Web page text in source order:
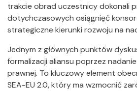
trakcie obrad uczestnicy dokonali
dotychczasowych osiągnięć
strategiczne kierunki rozwoju na
Jednym z głównych punktów
formalizacji aliansu poprzez
prawnej. To kluczowy element
SEA-EU 2.0, który ma wzmocnić